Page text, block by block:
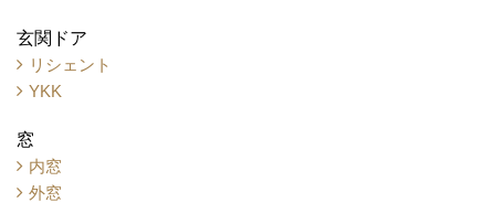
玄関ドア
リシェント
YKK
窓
内窓
外窓